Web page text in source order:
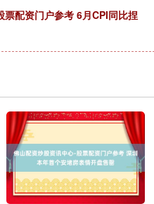
配资门户参考 6月CPI同比捏